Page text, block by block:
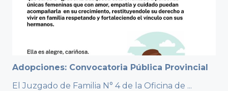
Adopciones: Convocatoria Pública Provincial
El Juzgado de Familia N° 4 de la Oficina de ...